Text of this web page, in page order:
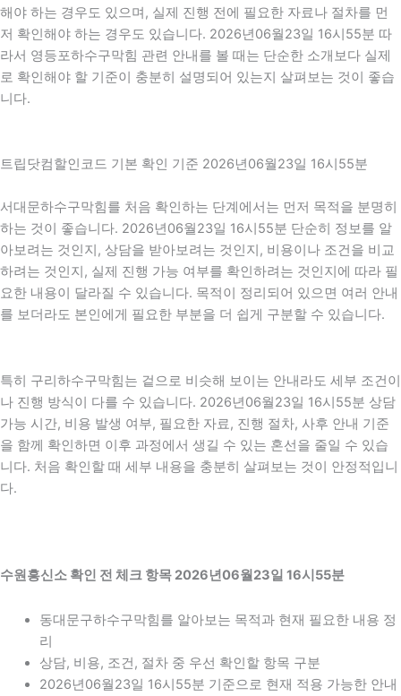
해야 하는 경우도 있으며, 실제 진행 전에 필요한 자료나 절차를 먼
저 확인해야 하는 경우도 있습니다. 2026년06월23일 16시55분 따
라서 영등포하수구막힘 관련 안내를 볼 때는 단순한 소개보다 실제
로 확인해야 할 기준이 충분히 설명되어 있는지 살펴보는 것이 좋습
니다.
트립닷컴할인코드 기본 확인 기준 2026년06월23일 16시55분
서대문하수구막힘를 처음 확인하는 단계에서는 먼저 목적을 분명히
하는 것이 좋습니다. 2026년06월23일 16시55분 단순히 정보를 알
아보려는 것인지, 상담을 받아보려는 것인지, 비용이나 조건을 비교
하려는 것인지, 실제 진행 가능 여부를 확인하려는 것인지에 따라 필
요한 내용이 달라질 수 있습니다. 목적이 정리되어 있으면 여러 안내
를 보더라도 본인에게 필요한 부분을 더 쉽게 구분할 수 있습니다.
특히 구리하수구막힘는 겉으로 비슷해 보이는 안내라도 세부 조건이
나 진행 방식이 다를 수 있습니다. 2026년06월23일 16시55분 상담
가능 시간, 비용 발생 여부, 필요한 자료, 진행 절차, 사후 안내 기준
을 함께 확인하면 이후 과정에서 생길 수 있는 혼선을 줄일 수 있습
니다. 처음 확인할 때 세부 내용을 충분히 살펴보는 것이 안정적입니
다.
수원흥신소 확인 전 체크 항목 2026년06월23일 16시55분
동대문구하수구막힘를 알아보는 목적과 현재 필요한 내용 정
리
상담, 비용, 조건, 절차 중 우선 확인할 항목 구분
2026년06월23일 16시55분 기준으로 현재 적용 가능한 안내